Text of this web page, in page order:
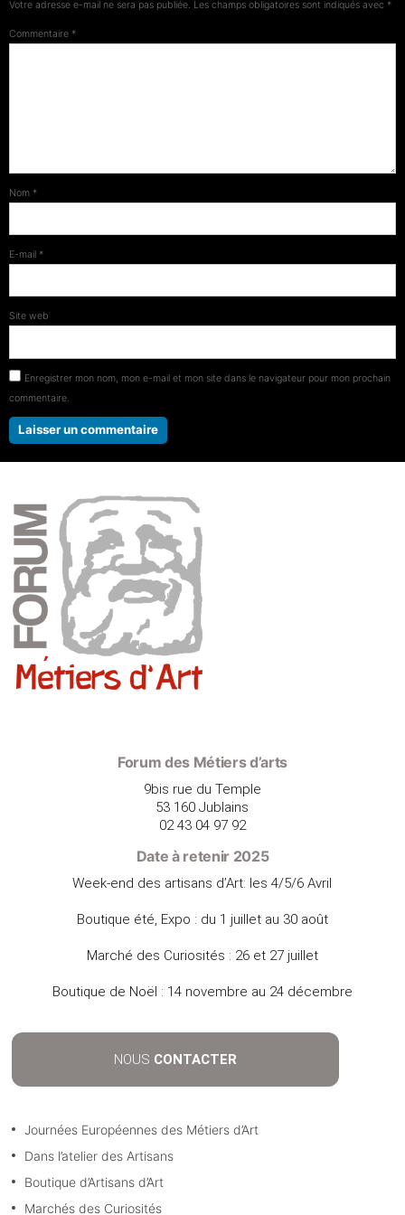
Votre adresse e-mail ne sera pas publiée. Les champs obligatoires sont indiqués avec *
Commentaire *
Nom *
E-mail *
Site web
Enregistrer mon nom, mon e-mail et mon site dans le navigateur pour mon prochain
commentaire.
Forum des Métiers d’arts
9bis rue du Temple
53 160 Jublains
02 43 04 97 92
Date à retenir 2025
Week-end des artisans d’Art: les 4/5/6 Avril
Boutique été, Expo : du 1 juillet au 30 août
Marché des Curiosités : 26 et 27 juillet
Boutique de Noël : 14 novembre au 24 décembre
NOUS CONTACTER
Journées Européennes des Métiers d’Art
Dans l’atelier des Artisans
Boutique d’Artisans d’Art
Marchés des Curiosités